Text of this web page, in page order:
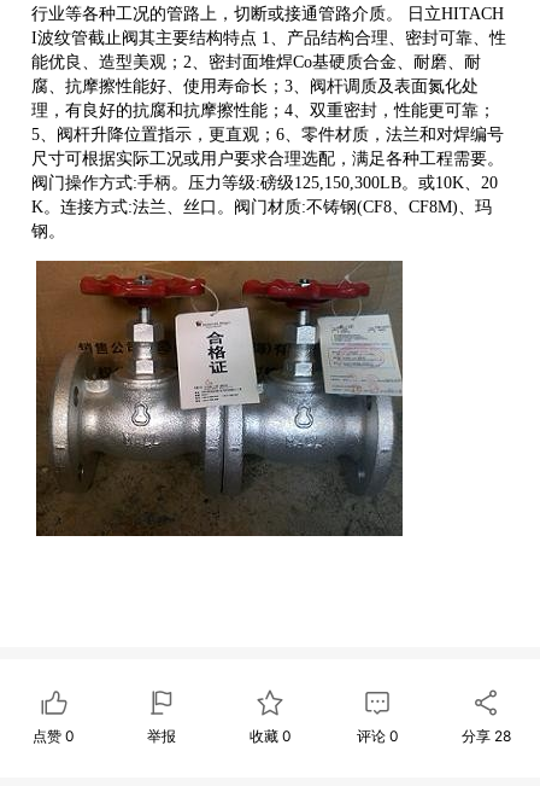
行业等各种工况的管路上，切断或接通管路介质。 日立HITACH
I波纹管截止阀其主要结构特点 1、产品结构合理、密封可靠、性
能优良、造型美观；2、密封面堆焊Co基硬质合金、耐磨、耐
腐、抗摩擦性能好、使用寿命长；3、阀杆调质及表面氮化处
理，有良好的抗腐和抗摩擦性能；4、双重密封，性能更可靠；
5、阀杆升降位置指示，更直观；6、零件材质，法兰和对焊编号
尺寸可根据实际工况或用户要求合理选配，满足各种工程需要。
阀门操作方式:手柄。压力等级:磅级125,150,300LB。或10K、20
K。连接方式:法兰、丝口。阀门材质:不铸钢(CF8、CF8M)、玛
钢。
点赞0 举报 收藏 0 评论0 分享 28